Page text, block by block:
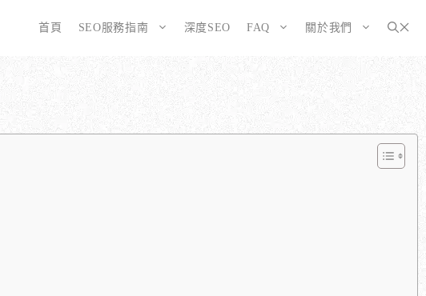
首頁 SEO服務指南
為SEO而生的網站
選擇CMS或客製化網站：為您的打造完美SEO網站
深度SEO FAQ
大奧資訊的網站架設服務包含哪些項目？
如何確保網站符合 SEO 標準？
關於我們